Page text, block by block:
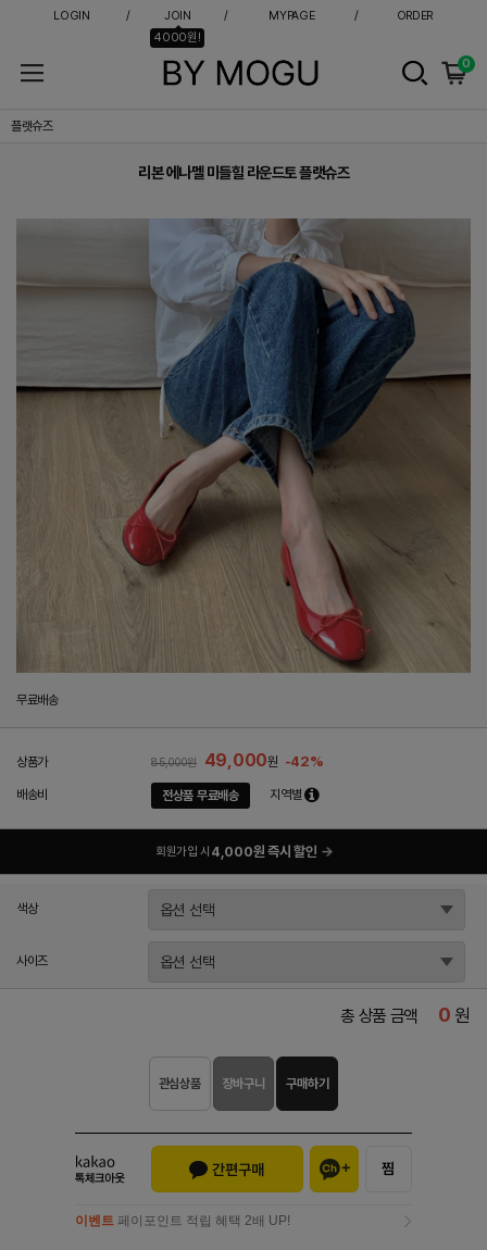
LOGIN
JOIN
4000원!
MYPAGE ORDER
0
리본 에나멜 미들힐 라운드토 플랫슈즈
플랫슈즈
리본 에나멜 미들힐 라운드토 플랫슈즈
무료배송
상품가 85,000원 49,000원 -42%
배송비 전상품 무료배송 지역별
회원가입 시 4,000원 즉시 할인 →
색상
사이즈
총 상품 금액 0 원
관심상품 장바구니 구매하기
이벤트 페이포인트 적립 혜택 2배 UP!